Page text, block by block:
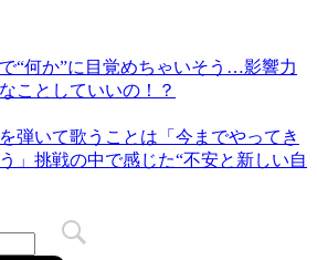
“何か”に目覚めちゃいそう…影響力
ことしていいの！？
弾いて歌うことは「今までやってき
」挑戦の中で感じた“不安と新しい自